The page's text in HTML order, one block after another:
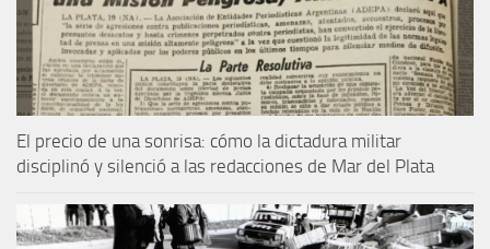
El precio de una sonrisa: cómo la dictadura militar
disciplinó y silenció a las redacciones de Mar del Plata